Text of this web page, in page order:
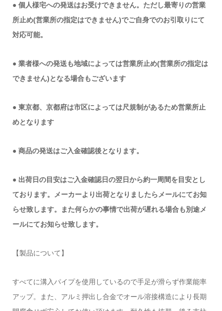
● 個人様宅への発送はお受けできません。ただし最寄りの営業
所止め(営業所の指定はできません)でご自身でのお引取りにて
対応可能。
● 業者様への発送も地域によっては営業所止め(営業所の指定は
できません)となる場合もございます
● 東京都、京都府は市区によっては尺規制があるため営業所止
めとなります
● 商品の発送はご入金確認後となります。
● 出荷日の目安はご入金確認日の翌日から約一周間を目安とし
ております。メーカーより出荷となりましたらメールにてお知
らせ致します。また何らかの事情で出荷が遅れる場合も別途メ
ールにてお知らせ致します。
【製品について】
すべてに溝入パイプを使用しているので手足が滑らず作業能率
アップ。また、アルミ押出し合金でオール溶接構造により長期